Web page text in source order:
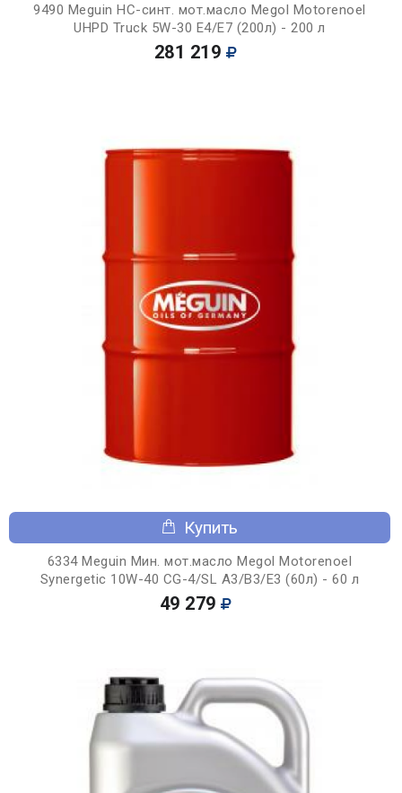
9490 Meguin НС-синт. мот.масло Megol Motorenoel
UHPD Truck 5W-30 E4/E7 (200л) - 200 л
281 219
Купить
6334 Meguin Мин. мот.масло Megol Motorenoel
Synergetic 10W-40 CG-4/SL A3/B3/E3 (60л) - 60 л
49 279